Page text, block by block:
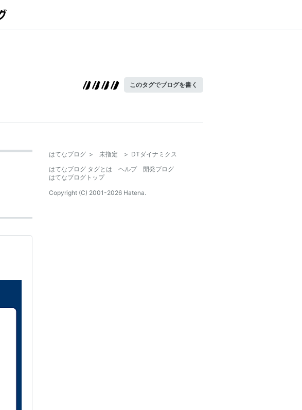
このタグでブログを書く
はてなブログ > 未指定 > DTダイナミクス
はてなブログ タグとは
ヘルプ
開発ブログ
はてなブログトップ
Copyright (C) 2001-2026 Hatena.